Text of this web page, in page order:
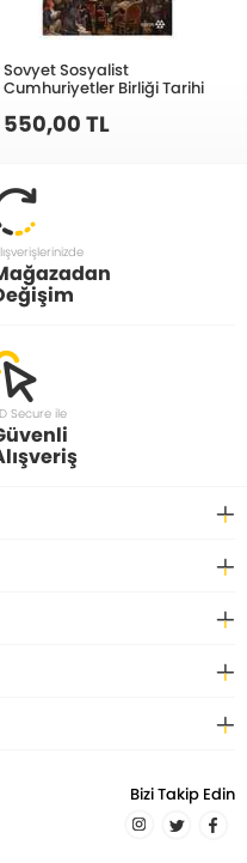
Sovyet Sosyalist
Cumhuriyetler Birliği Tarihi
550,00 TL
Secure ile
Bizi Takip Edin